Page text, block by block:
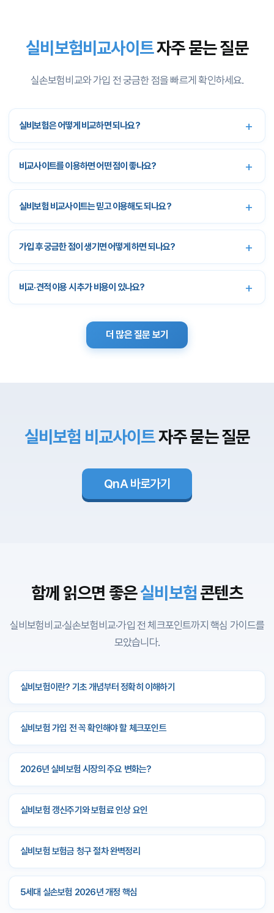
제비로 구성됩니다. 입원비는 병실료와 수술비를
합니다.약국에서 지출한 약제비도 일부 보장됩니
다. 실비보험비교사이트에서는 이러한 항목을 표 형
식으로 제공하여 각 항목의 차이점을 쉽게 확인할
수 있습니다.
5세대 실손보험과 4세대의 차이점
2026년 5월부터 판매되는 5세대 실손보험은 한마
디로보험료는 줄고, 비급여는 나뉩니다
중증(특약1)과 비중증(특약2)으로 구분되고,도수
치료·체외충격파·비급여 주사제
어 고액 치료 부담을 줄여 줍니다. 도수치료를 자주
받으시는 분은 4세대 유지·5세대 전환 여부를 비교
실비보험은 대부분 갱신형 상품입니다. 일정 주기
(예: 매년 또는 3년, 5년)에 따라 보험료가 변경되며,
있습니다. 갱신 시 기존 보장 내용과 특약이 변경될
수 있으므로, 실비보험비교사이트를 통해 현재 가입
실비보험 특약 구성과 선택 요령
실비보험은 기본계약 외에도 다양한 특약을 추가할
수 있습니다. 5세대 실손보험에서는
진단비·입원일당 등 추가 특약도 선택할 수 있습니
다.불필요한 특약은 보험료만 증가시키므로 실비
을 확인하고, 본인에게 꼭 필요한 항목만 선택하시
기 바랍니다.
실비보험비교사이트 이용 시 팁
실비보험비교사이트를 이용할 때는 다음과 같은 사
항을 체크하세요.첫째, 보험료 비교만 보지 말고 보
장 내역을 꼼꼼히 살펴보세요. 둘째, 특약 유무와 자
기부담금 조건을 반드시 확인하세요. 셋째, 상담 가
실비보험비교사이트자주 묻는 질문
실손보험비교와 가입 전 궁금한 점을 빠르게 확인하세요.
실비보험은 어떻게 비교하면 되나요?
비교사이트를 이용하면 어떤 점이 좋나요?
실비보험 비교사이트는 믿고 이용해도 되나요?
가입 후 궁금한 점이 생기면 어떻게 하면 되나요?
비교·견적 이용 시 추가 비용이 있나요?
더 많은 질문 보기
실비보험 비교사이트자주 묻는 질문
QnA 바로가기
함께 읽으면 좋은실비보험 콘텐츠
실비보험비교·실손보험비교·가입 전 체크포인트까지 핵심 가이드를
모았습니다.
실비보험이란? 기초 개념부터 정확히 이해하기
실비보험 가입 전 꼭 확인해야 할 체크포인트
2026년 실비보험 시장의 주요 변화는?
실비보험 갱신주기와 보험료 인상 요인
실비보험 보험금 청구 절차 완벽정리
5세대 실손보험 2026년 개정 핵심